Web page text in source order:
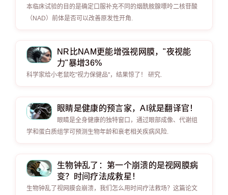
本临床试验的目的是确定口服补充不同的烟酰胺腺嘌呤二核苷酸
（NAD）前体是否可以改善原发性开角.
NR比NAM更能增强视网膜，"夜视能
力"暴增36%
科学家给小老鼠吃"视力保健品"，结果惊了！ 研究.
眼睛是健康的预言家，AI就是翻译官！
眼睛是全身健康的独特窗口，通过眼部成像、代谢组
学和蛋白质组学可预测生物年龄和衰老相关疾病风险.
生物钟乱了：第一个崩溃的是视网膜病
变？时间疗法成救星！
生物钟乱了视网膜会崩溃，我们怎么用时间疗法救场？这篇论文